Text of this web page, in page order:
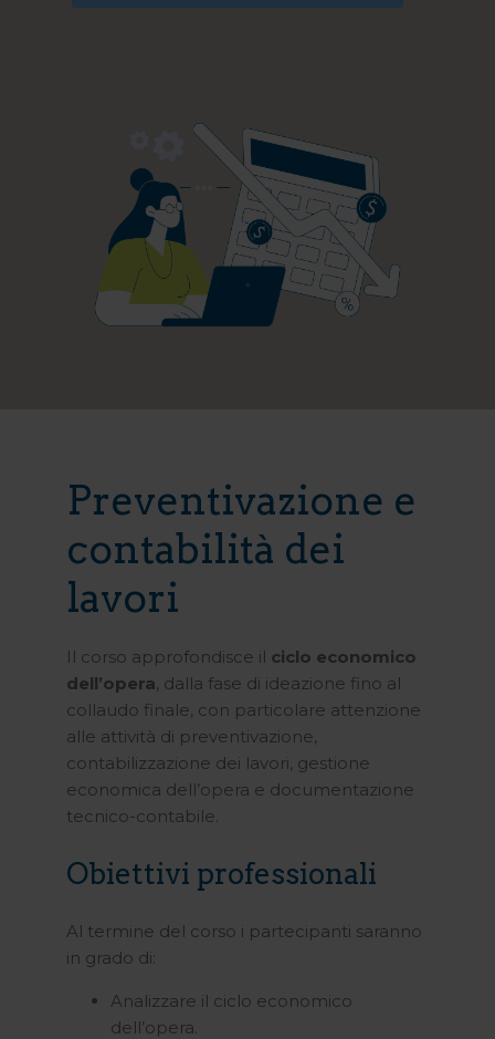
Preventivazione e
contabilità dei
lavori
Il corso approfondisce il ciclo economico
dell’opera, dalla fase di ideazione fino al
collaudo finale, con particolare attenzione
alle attività di preventivazione,
contabilizzazione dei lavori, gestione
economica dell’opera e documentazione
tecnico-contabile.
Obiettivi professionali
Al termine del corso i partecipanti saranno
in grado di:
Analizzare il ciclo economico
dell’opera.